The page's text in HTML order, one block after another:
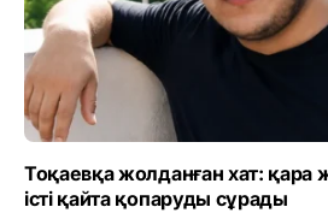
Тоқаевқа жолданған хат: қара
істі қайта қопаруды сұрады